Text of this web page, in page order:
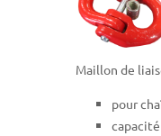
Maillon de
pour